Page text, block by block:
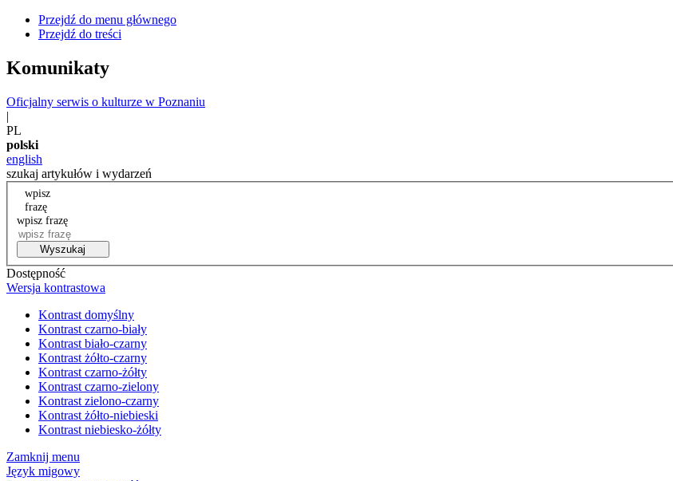
Przejdź do menu głównego
Przejdź do treści
Komunikaty
Oficjalny serwis o kulturze w Poznaniu
|
PL
polski
english
szukaj artykułów i wydarzeń
wpisz
frazę
wpisz frazę
Wyszukaj
Dostępność
Wersja kontrastowa
Kontrast domyślny
Kontrast czarno-biały
Kontrast biało-czarny
Kontrast żółto-czarny
Kontrast czarno-żółty
Kontrast czarno-zielony
Kontrast zielono-czarny
Kontrast żółto-niebieski
Kontrast niebiesko-żółty
Zamknij menu
Język migowy